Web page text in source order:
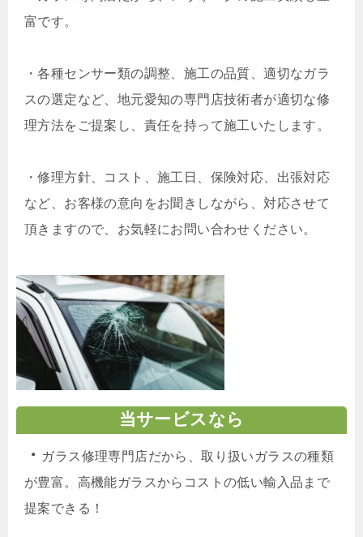
富です。
・各種センサー類の調整、施工の品質、適切なガラ
スの選定など、地元愛知の専門店技術者が適切な修
理方法をご提案し、責任を持って施工いたします。
・修理方針、コスト、施工日、保険対応、出張対応
など、お客様の意向をお聞きしながら、対応させて
頂きますので、お気軽にお問い合わせください。
当サービスなら
・ ガラス修理専門店だから、取り扱いガラスの種類
が豊富。高機能ガラスからコストの低い輸入品まで
提案できる！